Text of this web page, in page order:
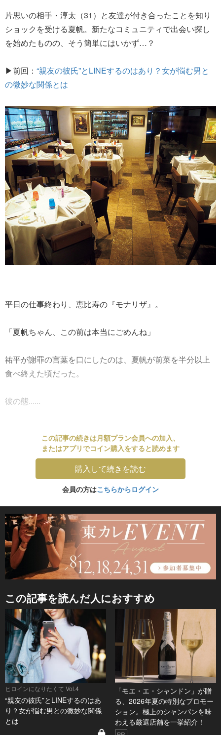
片思いの相手・淳太（31）と友達が付き合ったことを知り
ショックを受ける夏帆。新たなコミュニティで出会い探し
を始めたものの、そう簡単にはいかず…？
▶前回： “親友の彼氏”とLINEするのはあり？女が悩む男と
の微妙な関係とは
平日の仕事終わり、恵比寿の『モナリザ』。
「夏帆ちゃん、この前は本当にごめんね」
祐平が謝罪の言葉を口にしたのは、夏帆が前菜を半分以上
食べ終えた頃だった。
彼の態......
この記事の続きは月額プラン会員への加入、
またはアプリでコイン購入をすると読めます
購入して続きを読む
会員の方はこちらからログイン
この記事を読んだ人におすすめ
ヒロインになりたくて Vol.4
“親友の彼氏”とLINEするのはあ
り？女が悩む男との微妙な関係
とは
「モエ・エ・シャンドン」が贈
る、2026年夏の特別なプロモー
ション。極上のシャンパンを味
わえる厳選店舗を一挙紹介！